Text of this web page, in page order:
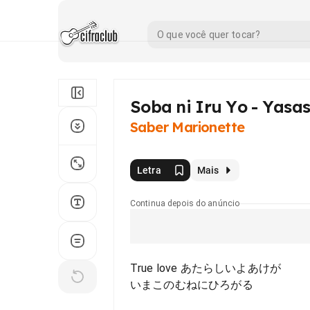
Soba ni Iru Yo -
Saber Marionette
Letra Mais
Continua depois do anúncio
True love あたらしいよあけが
いまこのむねにひろがる